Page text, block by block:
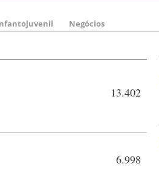
Negócios
13.402
6.998